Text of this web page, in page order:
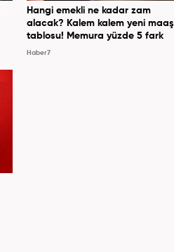
Hangi emekli ne kadar zam
alacak? Kalem kalem yeni maaş
tablosu! Memura yüzde 5 fark
Haber7